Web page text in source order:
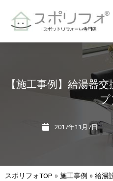
【施工事例】給湯器
プ
2017年11月7日
スポリフォTOP » 施工事例 » 給湯